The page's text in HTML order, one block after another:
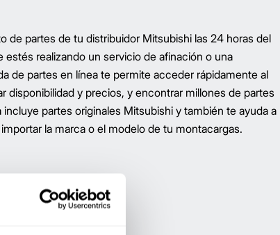
de partes de tu distribuidor Mitsubishi las 24 horas del
estés realizando un servicio de afinación o una
de partes en línea te permite acceder rápidamente al
disponibilidad y precios, y encontrar millones de partes
partes originales Mitsubishi y también te ayuda a
la marca o el modelo de tu montacargas.